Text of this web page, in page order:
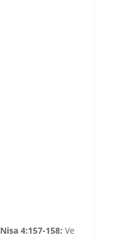
Nisa 4:157-158: Ve